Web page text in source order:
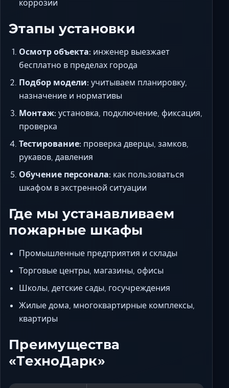
коррозии
Этапы установки
Осмотр объекта: инженер выезжает
бесплатно в пределах города
Подбор модели: учитываем планировку,
назначение и нормативы
Монтаж: установка, подключение, фиксация,
проверка
Тестирование: проверка дверцы, замков,
рукавов, давления
Обучение персонала: как пользоваться
шкафом в экстренной ситуации
Где мы устанавливаем
пожарные шкафы
Промышленные предприятия и склады
Торговые центры, магазины, офисы
Школы, детские сады, госучреждения
Жилые дома, многоквартирные комплексы,
квартиры
Преимущества
«ТехноДарк»